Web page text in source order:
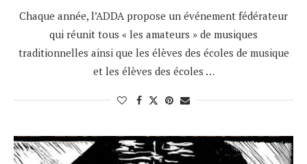
Chaque année, l’ADDA propose un événement fédérateur
qui réunit tous « les amateurs » de musiques
traditionnelles ainsi que les élèves des écoles de musique
et les élèves des écoles …